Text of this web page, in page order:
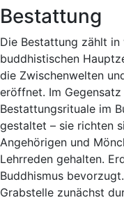
Bestattung
Die Bestattung zählt
buddhistischen
die Zwischenwelten
eröffnet. Im
Bestattungsrituale im
gestaltet – sie richten
Angehörigen und
Lehrreden gehalten.
Buddhismus
Grabstelle zunächst